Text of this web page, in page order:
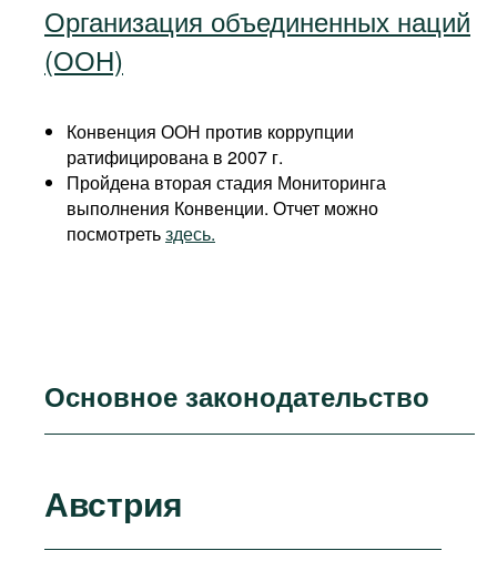
Организация объединенных наций
(ООН)
Конвенция ООН против коррупции
ратифицирована в 2007 г.
Пройдена вторая стадия Мониторинга
выполнения Конвенции. Отчет можно
посмотретьздесь.
Основное законодательство
Австрия